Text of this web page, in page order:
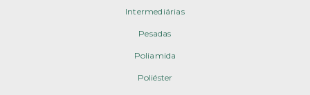
Intermediárias
Pesadas
Poliamida
Poliéster